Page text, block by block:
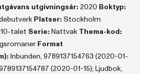
utgivningsår: 2020 Boktyp:
Platser: Stockholm
talet Serie: Nattvak Thema-kod:
Format
Inbunden, 9789137154763 (2020-01-
(2020-01-15); Ljudbok,